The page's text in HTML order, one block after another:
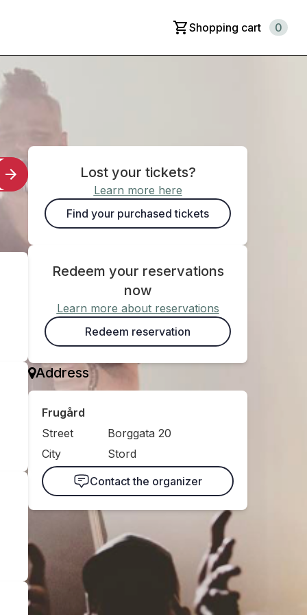
Shopping cart 0
Lost your tickets?
Learn more here
Find your purchased tickets
Redeem your reservations
now
Learn more about reservations
Redeem reservation
Address
Frugård
Street
Borggata 20
City
Stord
Contact the organizer